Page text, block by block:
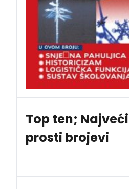
Top ten;
prosti brojevi